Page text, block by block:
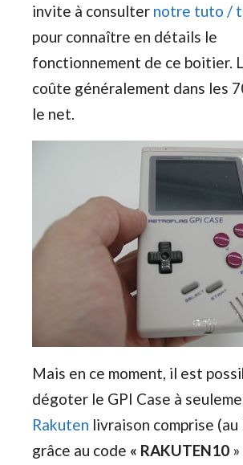
invite à consulter notre tuto /
pour connaître en détails le
fonctionnement de ce boitier.
coûte généralement dans les
le net.
Mais en ce moment, il est
dégoter le GPI Case à
Rakuten livraison comprise
grâce au code « RAKUTEN10